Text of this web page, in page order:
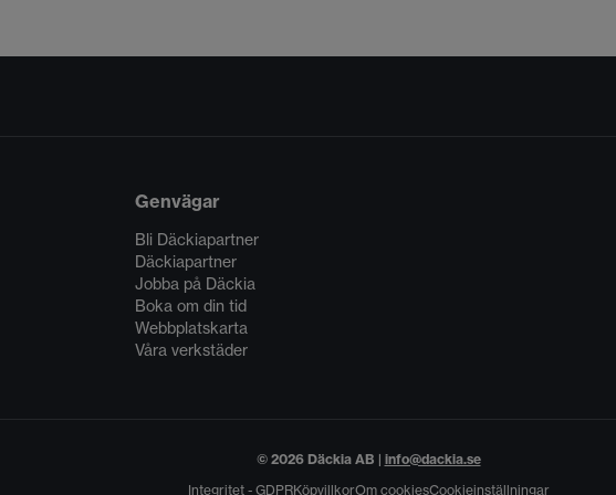
Genvägar
Bli Däckiapartner
Däckiapartner
Jobba på Däckia
Boka om din tid
Webbplatskarta
Våra verkstäder
© 2026 Däckia AB | info@dackia.se
Integritet - GDPRKöpvillkorOm cookiesCookieinställningar